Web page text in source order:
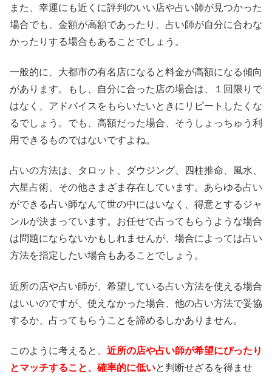
また、幸運にも近くに評判のいい店や占い師が見つかった
場合でも、金額が高額であったり、占い師が自分に合わな
かったりする場合もあることでしょう。
一般的に、大都市の有名店になると料金が高額になる傾向
があります。もし、自分に合った店の場合は、１回限りで
はなく、アドバイスをもらいたいときにリピートしたくな
るでしょう。でも、高額だった場合、そうしょっちゅう利
用できるものではないですよね。
占いの方法は、タロット、ダウジング、四柱推命、風水、
六星占術、その他さまざま存在しています。あらゆる占い
ができる占い師なんて世の中にはいなく、得意とするジャ
ンルが決まっています。お任せで占ってもらうような場合
は問題にならないかもしれませんが、場合によっては占い
方法を指定したい場合もあることでしょう。
近所の店や占い師が、希望している占い方法を使える場合
はいいのですが、使えなかった場合、他の占い方法で妥協
するか、占ってもらうことを諦めるしかありません。
このように考えると、 近所の店や占い師が希望にぴったり
とマッチすること、確率的に低いと判断せざるを得ませ